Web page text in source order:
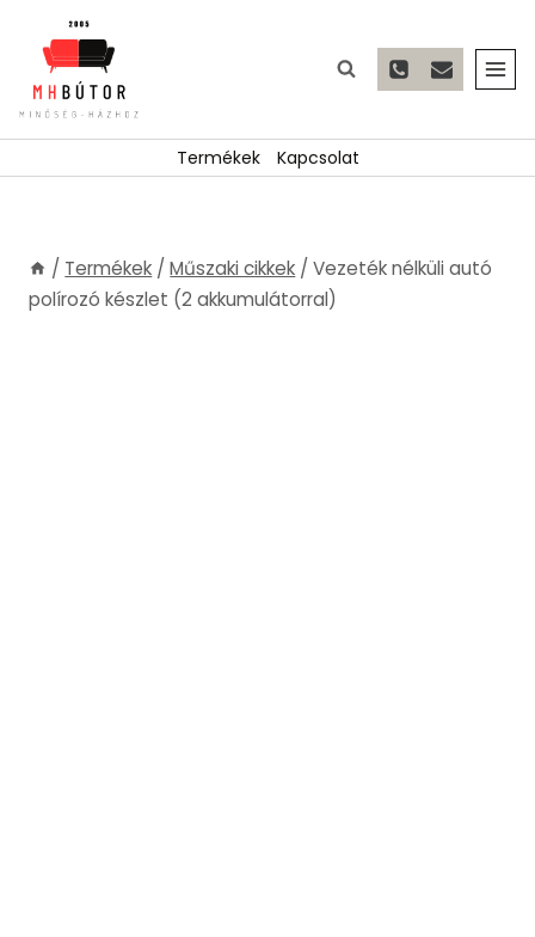
content
Termékek Kapcsolat
/ Termékek / Műszaki cikkek / Vezeték nélküli autó
polírozó készlet (2 akkumulátorral)